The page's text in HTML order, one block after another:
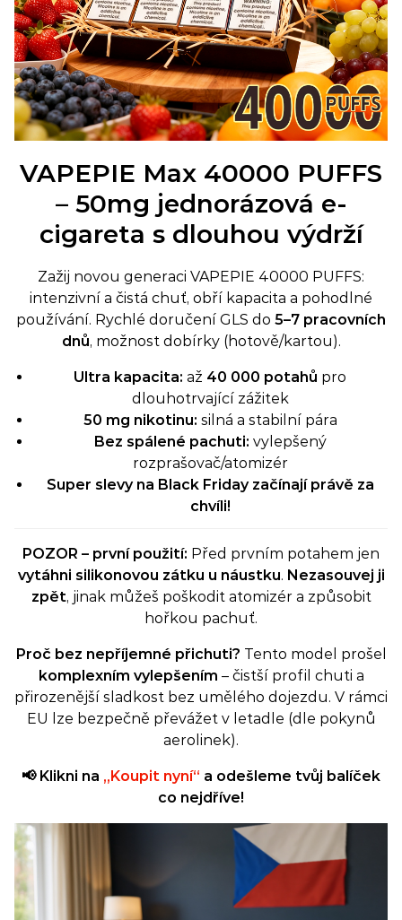
VAPEPIE Max 40000 PUFFS
– 50mg jednorázová e-
cigareta s dlouhou výdrží
Zažij novou generaci VAPEPIE 40000 PUFFS:
intenzivní a čistá chuť, obří kapacita a pohodlné
používání. Rychlé doručení GLS do 5–7 pracovních
dnů, možnost dobírky (hotově/kartou).
Ultra kapacita: až 40 000 potahů pro
dlouhotrvající zážitek
50 mg nikotinu: silná a stabilní pára
Bez spálené pachuti: vylepšený
rozprašovač/atomizér
Super slevy na Black Friday začínají právě za
chvíli!
POZOR – první použití: Před prvním potahem jen
vytáhni silikonovou zátku u náustku. Nezasouvej ji
zpět, jinak můžeš poškodit atomizér a způsobit
hořkou pachuť.
Proč bez nepříjemné přichuti? Tento model prošel
komplexním vylepšením – čistší profil chuti a
přirozenější sladkost bez umělého dojezdu. V rámci
EU lze bezpečně převážet v letadle (dle pokynů
aerolinek).
📢 Klikni na „Koupit nyní“ a odešleme tvůj balíček
co nejdříve!